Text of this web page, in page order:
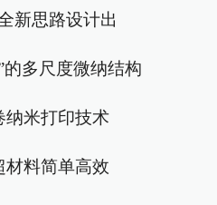
新思路设计出
的多尺度微纳结构
纳米打印技术
材料简单高效